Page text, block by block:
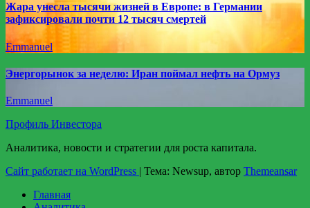
Жара унесла тысячи жизней в Европе: в Германии
зафиксировали почти 12 тысяч смертей
Emmanuel
Энергорынок за неделю: Иран поймал нефть на Ормуз
Emmanuel
Профиль Инвестора
Аналитика, новости и стратегии для роста капитала.
Сайт работает на WordPress | Тема: Newsup, автор Themeansar
Главная